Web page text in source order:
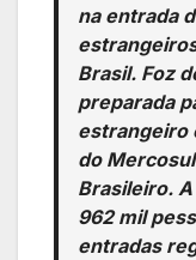
na entrada
Brasil. Foz
preparada
estrangeiro
do
Brasileiro.
962 mil
entradas